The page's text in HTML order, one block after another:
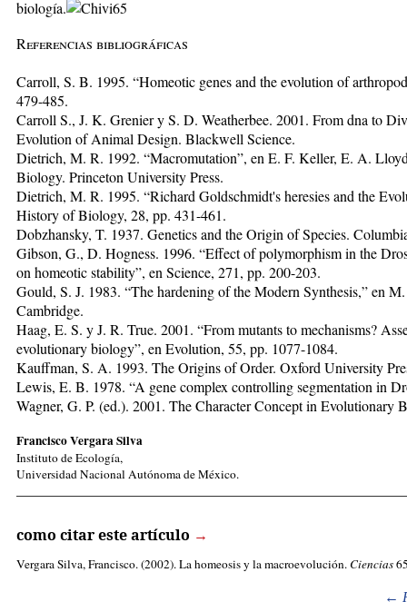
biología.
Referencias bibliográficas
Carroll, S. B. 1995. “Homeotic genes and the evolution of
479-485.
Carroll S., J. K. Grenier y S. D. Weatherbee. 2001. From dna to
Evolution of Animal Design. Blackwell Science.
Dietrich, M. R. 1992. “Macromutation”, en E. F. Keller, E. A.
Biology. Princeton University Press.
Dietrich, M. R. 1995. “Richard Goldschmidt's heresies and the
History of Biology, 28, pp. 431-461.
Dobzhansky, T. 1937. Genetics and the Origin of Species.
Gibson, G., D. Hogness. 1996. “Effect of polymorphism in the
on homeotic stability”, en Science, 271, pp. 200-203.
Gould, S. J. 1983. “The hardening of the Modern Synthesis,” en
Cambridge.
Haag, E. S. y J. R. True. 2001. “From mutants to mechanisms?
evolutionary biology”, en Evolution, 55, pp. 1077-1084.
Kauffman, S. A. 1993. The Origins of Order. Oxford University
Lewis, E. B. 1978. “A gene complex controlling segmentation in
Wagner, G. P. (ed.). 2001. The Character Concept in Evolutionary
Francisco Vergara Silva
Instituto de Ecología,
Universidad Nacional Autónoma de México.
como citar este artículo →
Vergara Silva, Francisco. (2002). La homeosis y la macroevolución. Ciencias
←